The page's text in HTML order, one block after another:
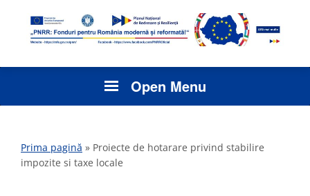
Open Menu
Prima pagină » Proiecte de hotarare privind stabilire
impozite si taxe locale